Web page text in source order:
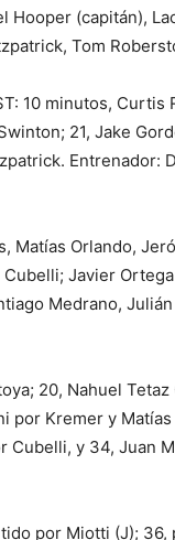
Hooper (capitán),
Tom
10 minutos, Curtis
21, Jake
Entrenador:
Matías Orlando,
Javier
Medrano,
20, Nahuel
por Kremer y
Cubelli, y 34, Juan
por Miotti (J); 36,